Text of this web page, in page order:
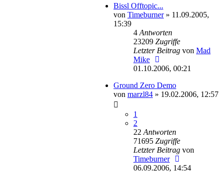
Bissl Offtopic...
von Timeburner» 11.09.2005,
15:39
4 Antworten
23209 Zugriffe
Letzter Beitrag von Mad
Mike
01.10.2006, 00:21
Ground Zero Demo
von marzl84 » 19.02.2006, 12:57
1
2
22 Antworten
71695 Zugriffe
Letzter Beitrag von
Timeburner
06.09.2006, 14:54